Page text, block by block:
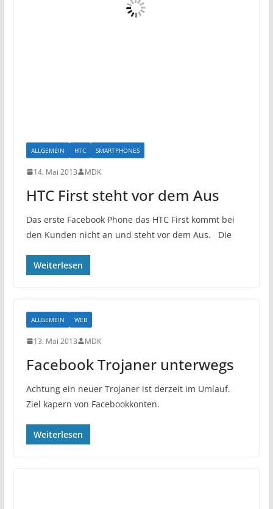
ALLGEMEIN HTC SMARTPHONES
14. Mai 2013 MDK
HTC First steht vor dem Aus
Das erste Facebook Phone das HTC First kommt bei
den Kunden nicht an und steht vor dem Aus. Die
Weiterlesen
ALLGEMEIN WEB
13. Mai 2013 MDK
Facebook Trojaner unterwegs
Achtung ein neuer Trojaner ist derzeit im Umlauf.
Ziel kapern von Facebookkonten.
Weiterlesen